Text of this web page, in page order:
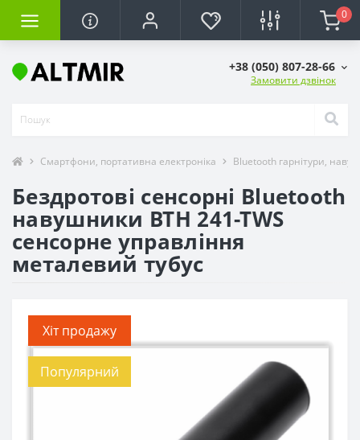
0
+38 (050) 807-28-66
Замовити дзвінок
Смартфони, портативна електроніка Bluetooth гарнітури,
Бездротові сенсорні Bluetooth
навушники BTH 241-TWS
сенсорне управління
металевий тубус
Хіт продажу
Популярний